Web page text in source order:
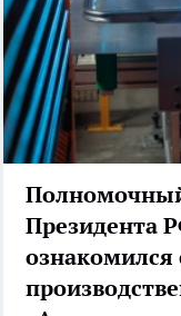
Президента